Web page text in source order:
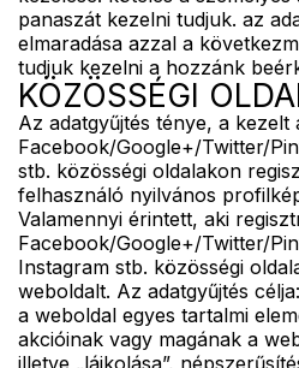
panaszát kezelni tudjuk. az
elmaradása azzal a
tudjuk kezelni a hozzánk
KÖZÖSSÉGI
Az adatgyűjtés ténye, a kezelt
Facebook/Google+/Twitter/
stb. közösségi oldalakon
felhasználó nyilvános
Valamennyi érintett, aki
Facebook/Google+/Twitter/
Instagram stb. közösségi
weboldalt. Az adatgyűjtés
a weboldal egyes tartalmi
akcióinak vagy magának a
illetve „lájkolása”,